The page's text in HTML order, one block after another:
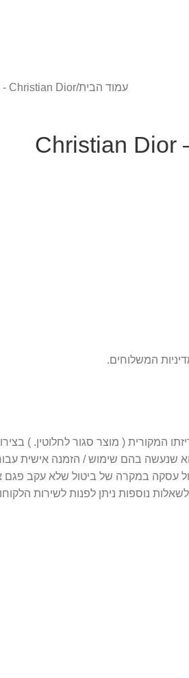
עמוד הבית/Christian Dior - כריסטיאן דיור
Christian Dior
שנעשה בהם שימוש / הזמנה אישית
נוספות ניתן לפנות לשירות